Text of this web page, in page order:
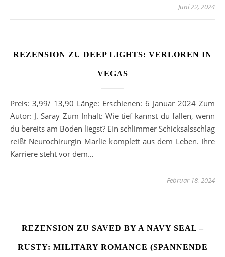
Juni 22, 2024
REZENSION ZU DEEP LIGHTS: VERLOREN IN
VEGAS
Preis: 3,99/ 13,90 Länge: Erschienen: 6 Januar 2024 Zum
Autor: J. Saray Zum Inhalt: Wie tief kannst du fallen, wenn
du bereits am Boden liegst? Ein schlimmer Schicksalsschlag
reißt Neurochirurgin Marlie komplett aus dem Leben. Ihre
Karriere steht vor dem…
Februar 18, 2024
REZENSION ZU SAVED BY A NAVY SEAL –
RUSTY: MILITARY ROMANCE (SPANNENDE